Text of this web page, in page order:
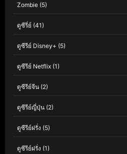
Zombie (5)
ดูซีรี่ย์ (41)
ดูซีรีย์ Disney+ (5)
ดูซีรีย์ Netflix (1)
ดูซีรีย์จีน (2)
ดูซีรีย์ญี่ปุ่น (2)
ดูซีรีย์ฝรั่ง (5)
ดูซีรีย์ฝรั่ง (1)